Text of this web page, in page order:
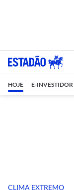
HOJE E-INVESTIDOR
CLIMA EXTREMO